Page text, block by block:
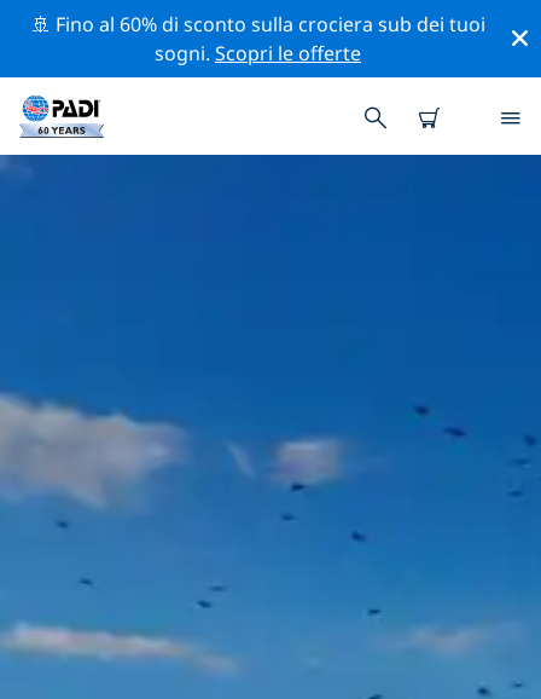
🚢 Fino al 60% di sconto sulla crociera sub dei tuoi
sogni.Scopri le offerte